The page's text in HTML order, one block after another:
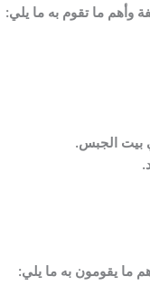
وأهم ما تقوم به ما يلي:
بيت الجبس.
ما يقومون به ما يلي: